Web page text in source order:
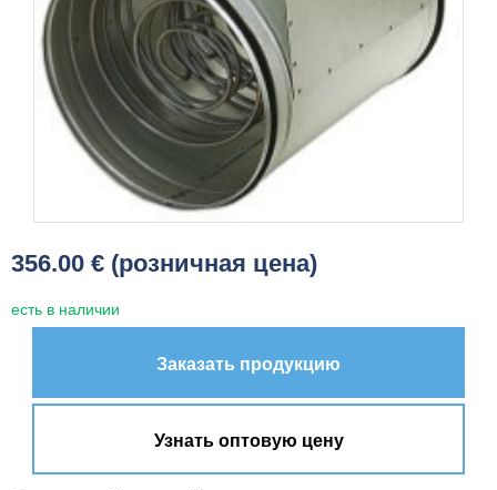
356.00 € (розничная цена)
есть в наличии
Заказать продукцию
Узнать оптовую цену